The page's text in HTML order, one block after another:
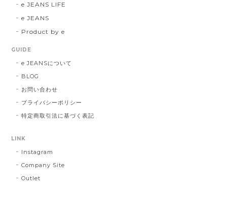
e JEANS LIFE
e JEANS
Product by e
GUIDE
e JEANSについて
BLOG
お問い合わせ
プライバシーポリシー
特定商取引法に基づく表記
LINK
Instagram
Company Site
Outlet